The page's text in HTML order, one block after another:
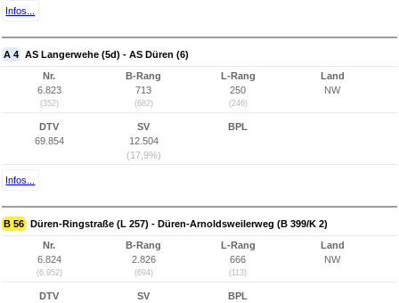
Infos...
A 4 AS Langerwehe (5d) - AS Düren (6)
Nr.
6.823
(352)
B-Rang
713
(682)
L-Rang
250
(246)
Land
NW
DTV
69.854
SV
12.504
(17,9%)
BPL
Infos...
B 56 Düren-Ringstraße (L 257) - Düren-Arnoldsweilerweg (B 399/K 2)
Nr.
6.824
(6.952)
B-Rang
2.826
(694)
L-Rang
666
(113)
Land
NW
DTV
SV
BPL